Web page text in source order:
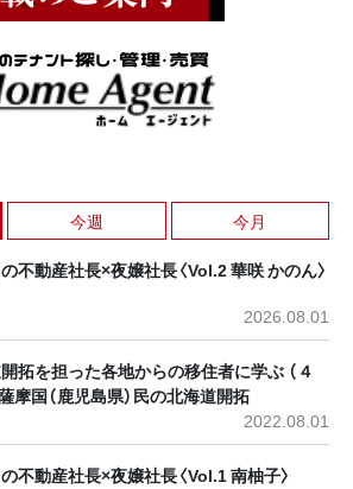
今週 今月
不動産社長×夜嬢社長〈Vol.2 華咲 かのん〉
2026.08.01
拓を担った各地からの移住者に学ぶ （４
摩国（鹿児島県）民の北海道開拓
2022.08.01
不動産社長×夜嬢社長〈Vol.1 南柚子〉